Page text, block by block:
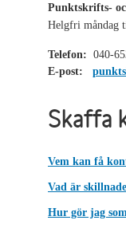
Punktskrifts-
Helgfri måndag
Telefon: 040-
E-post:
Skaffa
Vem kan få
Vad är
Hur gör jag